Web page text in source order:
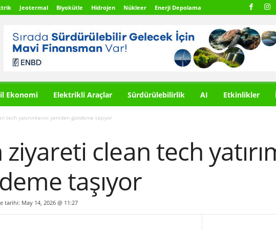
Jeotermal Biyokütle Hidrojen Nükleer Enerji Depolama
Ekonomi Elektrikli Araçlar Sürdürülebilirlik AI Etkinlikler
tech yatırımlarını yeniden gündeme taşıyor
ziyareti clean tech
taşıyor
tarihi: May 14, 2026 @ 11:27